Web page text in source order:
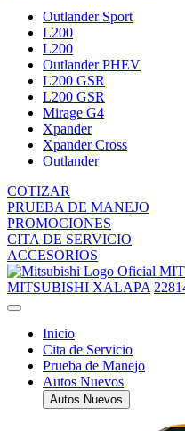
Outlander Sport
L200
L200
Outlander PHEV
L200 GSR
L200 GSR
Mirage G4
Xpander
Xpander Cross
Outlander
COTIZAR
PRUEBA DE MANEJO
PROMOCIONES
CITA DE SERVICIO
ACCESORIOS
MITSUBISHI XALAPA
Inicio
Cita de Servicio
Prueba de Manejo
Autos Nuevos
Autos Nuevos